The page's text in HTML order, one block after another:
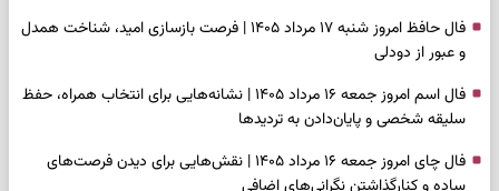
فال حافظ امروز شنبه ۱۷ مرداد ۱۴۰۵ | فرصت بازسازی امید، شناخت همدل
و عبور از دودلی
فال اسم امروز جمعه ۱۶ مرداد ۱۴۰۵ | نشانه‌هایی برای انتخاب همراه، حفظ
سلیقه شخصی و پایان‌دادن به تردیدها
فال چای امروز جمعه ۱۶ مرداد ۱۴۰۵ | نقش‌هایی برای دیدن فرصت‌های
ساده و کنارگذاشتن نگرانی‌های اضافی